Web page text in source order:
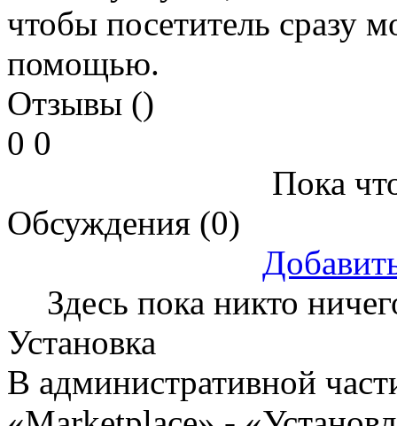
чтобы посетитель сразу
помощью.
Отзывы ()
0 0
Пока
Обсуждения (0)
Здесь пока никто
Установка
В административной